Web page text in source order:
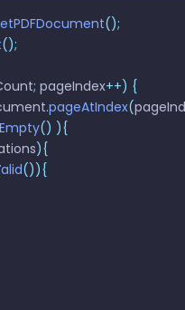
();
();
; pageIndex++) {
.pageAtIndex(
() ){
){
()){